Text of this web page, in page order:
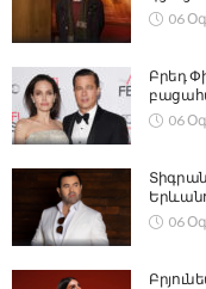
06
Բրեդ
06
06